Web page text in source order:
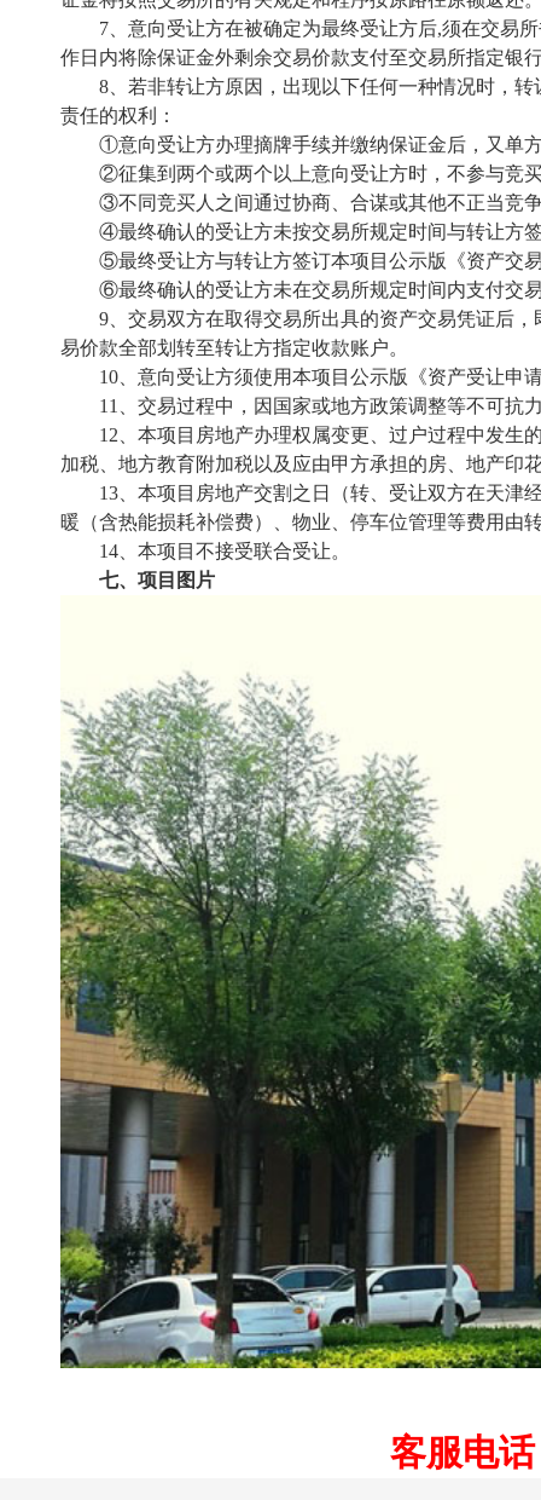
7、意向受让方在被确定为最终受让方后,须在交易
作日内将除保证金外剩余交易价款支付至交易所指定银
8、若非转让方原因，出现以下任何一种情况时，
责任的权利：
①意向受让方办理摘牌手续并缴纳保证金后，又单
②征集到两个或两个以上意向受让方时，不参与竞
③不同竞买人之间通过协商、合谋或其他不正当竞
④最终确认的受让方未按交易所规定时间与转让方
⑤最终受让方与转让方签订本项目公示版《资产交
⑥最终确认的受让方未在交易所规定时间内支付交
9、交易双方在取得交易所出具的资产交易凭证后
易价款全部划转至转让方指定收款账户。
10、意向受让方须使用本项目公示版《资产受让申
11、交易过程中，因国家或地方政策调整等不可抗
12、本项目房地产办理权属变更、过户过程中发生
加税、地方教育附加税以及应由甲方承担的房、地产印
13、本项目房地产交割之日（转、受让双方在天津
暖（含热能损耗补偿费）、物业、停车位管理等费用由
14、本项目不接受联合受让。
七、项目图片
客服电